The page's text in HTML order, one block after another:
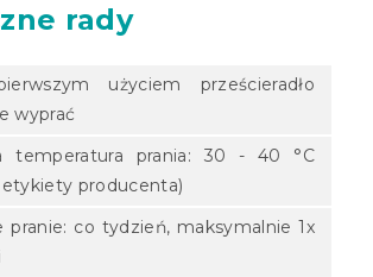
rady
użyciem prześcieradło
wyprać
temperatura prania: 30 - 40 °C
etykiety producenta)
pranie: co tydzień, maksymalnie 1x